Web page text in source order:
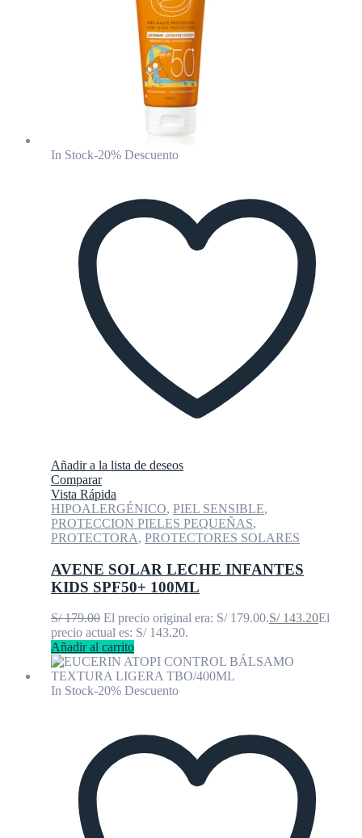
In Stock-20% Descuento
Añadir a la lista de deseos
Comparar
Vista Rápida
HIPOALERGÉNICO, PIEL SENSIBLE,
PROTECCION PIELES PEQUEÑAS,
PROTECTORA, PROTECTORES SOLARES
AVENE SOLAR LECHE INFANTES
KIDS SPF50+ 100ML
S/179.00 El precio original era: S/ 179.00.S/143.20El
precio actual es: S/ 143.20.
Añadir al carrito
In Stock-20% Descuento